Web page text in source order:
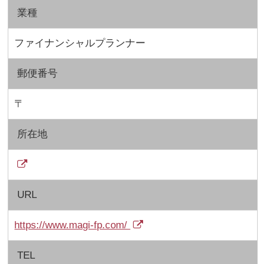
業種
ファイナンシャルプランナー
郵便番号
〒
所在地
URL
https://www.magi-fp.com/
TEL